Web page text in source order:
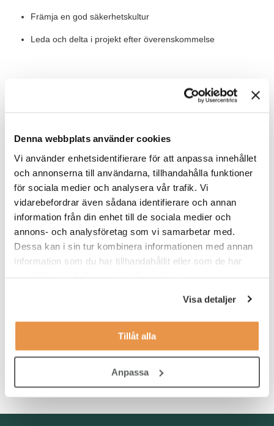
Denna webbplats använder cookies
Vi använder enhetsidentifierare för att anpassa innehållet
och annonserna till användarna, tillhandahålla funktioner
för sociala medier och analysera vår trafik. Vi
vidarebefordrar även sådana identifierare och annan
information från din enhet till de sociala medier och
annons- och analysföretag som vi samarbetar med.
Dessa kan i sin tur kombinera informationen med annan
information som du har tillhandahållit eller som de har
Visa detaljer
Tillåt alla
Anpassa
Främja en god säkerhetskultur
Leda och delta i projekt efter överenskommelse
processer och arbetsuppgifter. I rollen ingår även att stötta och
utbilda organisationen samt att samordna övergripande QMS-
frågor. Du kommer att medverka i Euromaint Rails QMS-råd
samt vara en del av Euromaint Rails centrala QMS-enhet.
Tjänsten är en tillsvidareanställning på heltid, stationeringsort
Stockholm som kan diskuteras för rätt kandidat.
Våra förväntningar
Vi söker dig som har högskole- eller universitetsexamen samt
erfarenhet av Lean production eller motsvarande samt kvalitets-
och miljöledningssystem enligt ISO 9001 och ISO 14000 samt
ledningssystem samt tillsett att systemen uppfyller aktuella
Slutligen besitter du mycket goda kunskaper i svenska, både tal